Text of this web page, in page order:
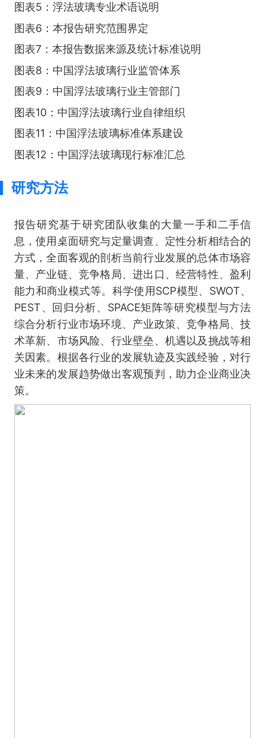
图表5：浮法玻璃专业术语说明
图表6：本报告研究范围界定
图表7：本报告数据来源及统计标准说明
图表8：中国浮法玻璃行业监管体系
图表9：中国浮法玻璃行业主管部门
图表10：中国浮法玻璃行业自律组织
图表11：中国浮法玻璃标准体系建设
图表12：中国浮法玻璃现行标准汇总
研究方法
报告研究基于研究团队收集的大量一手和二手信
息，使用桌面研究与定量调查、定性分析相结合的
方式，全面客观的剖析当前行业发展的总体市场容
量、产业链、竞争格局、进出口、经营特性、盈利
能力和商业模式等。科学使用SCP模型、SWOT、
PEST、回归分析、SPACE矩阵等研究模型与方法
综合分析行业市场环境、产业政策、竞争格局、技
术革新、市场风险、行业壁垒、机遇以及挑战等相
关因素。根据各行业的发展轨迹及实践经验，对行
业未来的发展趋势做出客观预判，助力企业商业决
策。